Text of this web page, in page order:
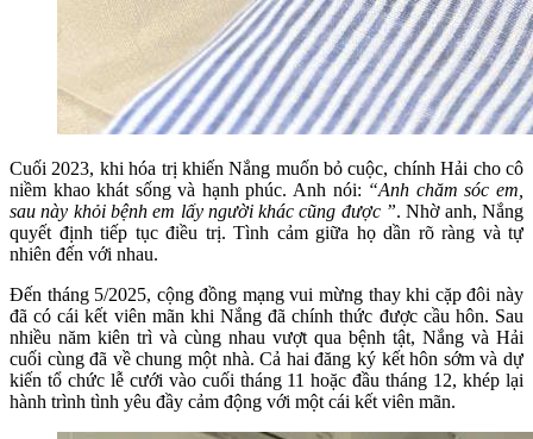
Cuối 2023, khi hóa trị khiến Nắng muốn bỏ cuộc, chính Hải cho cô
niềm khao khát sống và hạnh phúc. Anh nói: “Anh chăm sóc em,
sau này khỏi bệnh em lấy người khác cũng được ”. Nhờ anh, Nắng
quyết định tiếp tục điều trị. Tình cảm giữa họ dần rõ ràng và tự
nhiên đến với nhau.
Đến tháng 5/2025, cộng đồng mạng vui mừng thay khi cặp đôi này
đã có cái kết viên mãn khi Nắng đã chính thức được cầu hôn. Sau
nhiều năm kiên trì và cùng nhau vượt qua bệnh tật, Nắng và Hải
cuối cùng đã về chung một nhà. Cả hai đăng ký kết hôn sớm và dự
kiến tổ chức lễ cưới vào cuối tháng 11 hoặc đầu tháng 12, khép lại
hành trình tình yêu đầy cảm động với một cái kết viên mãn.